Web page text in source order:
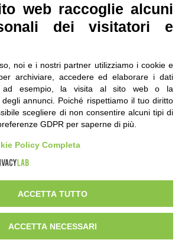
accessibilità |privacy|
note legali
- Istituto di Ricerche Economico
Piemonte
18, 10125 Torino - C.F.80084650011
web raccoglie alcuni
dei visitatori e
noi e i nostri partner utilizziamo i cookie e
archiviare, accedere ed elaborare i dati
ad esempio, la visita al sito web o la
degli annunci. Poiché rispettiamo il tuo diritto
scegliere di non consentire alcuni tipi di
GDPR per saperne di più.
Policy Completa
ACCETTA TUTTO
ACCETTA NECESSARI